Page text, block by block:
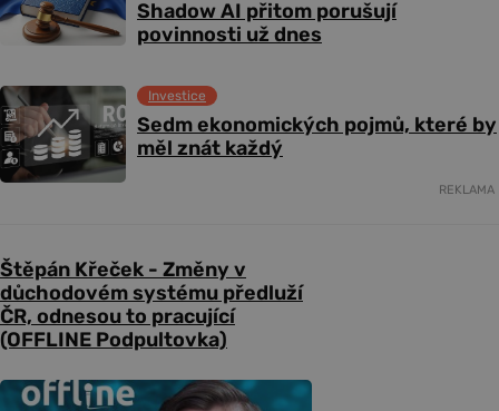
Shadow AI přitom porušují
povinnosti už dnes
Sedm ekonomických pojmů, které by
měl znát každý
Investice
REKLAMA
Štěpán Křeček - Změny v
důchodovém systému předluží
ČR, odnesou to pracující
(OFFLINE Podpultovka)